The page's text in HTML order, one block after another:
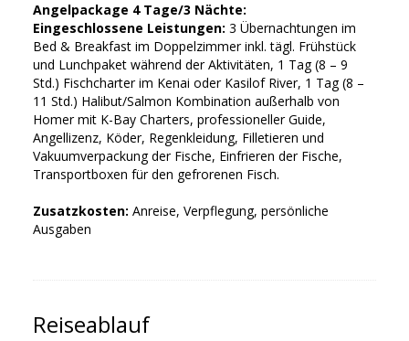
Angelpackage 4 Tage/3 Nächte:
Eingeschlossene Leistungen: 3 Übernachtungen im
Bed & Breakfast im Doppelzimmer inkl. tägl. Frühstück
und Lunchpaket während der Aktivitäten, 1 Tag (8 – 9
Std.) Fischcharter im Kenai oder Kasilof River, 1 Tag (8 –
11 Std.) Halibut/Salmon Kombination außerhalb von
Homer mit K-Bay Charters, professioneller Guide,
Angellizenz, Köder, Regenkleidung, Filletieren und
Vakuumverpackung der Fische, Einfrieren der Fische,
Transportboxen für den gefrorenen Fisch.
Zusatzkosten: Anreise, Verpflegung, persönliche
Ausgaben
Reiseablauf